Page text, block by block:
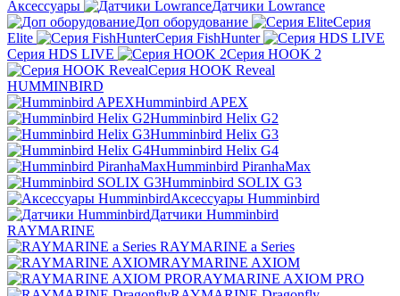
Аксессуары
Датчики Lowrance
Доп оборудование
Серия
Elite
Серия FishHunter
Серия HDS LIVE
Серия HOOK 2
Серия HOOK Reveal
HUMMINBIRD
Humminbird APEX
Humminbird Helix G2
Humminbird Helix G3
Humminbird Helix G4
Humminbird PiranhaMax
Humminbird SOLIX G3
Аксессуары Humminbird
Датчики Humminbird
RAYMARINE
RAYMARINE a Series
RAYMARINE AXIOM
RAYMARINE AXIOM PRO